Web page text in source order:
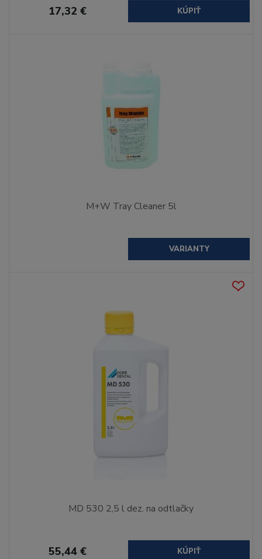
17,32 € KÚPIŤ
M+W Tray Cleaner 5l
VARIANTY
MD 530 2,5 l dez. na odtlačky
55,44 € KÚPIŤ